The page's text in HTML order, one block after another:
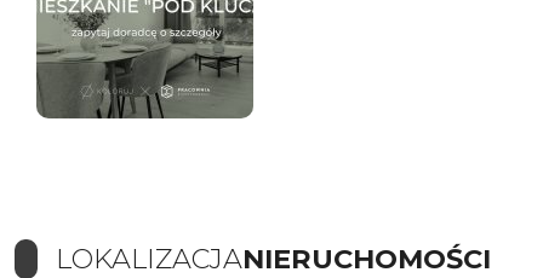
LOKALIZACJANIERUCHOMOŚCI